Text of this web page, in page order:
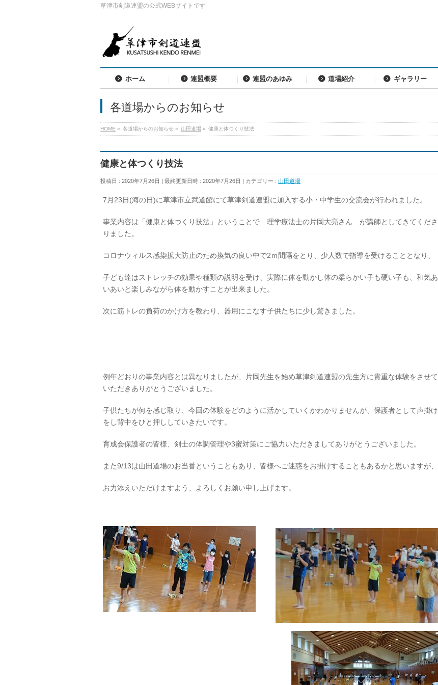
草津市剣道連盟の公式WEBサイトです
ホーム 連盟概要 連盟のあゆみ 道場紹介 ギャラリー
各道場からのお知らせ
HOME » 各道場からのお知らせ » 山田道場 » 健康と体つくり技法
健康と体つくり技法
投稿日 : 2020年7月26日 最終更新日時 : 2020年7月26日 カテゴリー : 山田道場
7月23日(海の日)に草津市立武道館にて草津剣道連盟に加入する小・中学生の交流会が行われました。
事業内容は「健康と体つくり技法」ということで 理学療法士の片岡大亮さん が講師としてきてくださ
りました。
コロナウィルス感染拡大防止のため換気の良い中で2ｍ間隔をとり、少人数で指導を受けることとなり、
子ども達はストレッチの効果や種類の説明を受け、実際に体を動かし体の柔らかい子も硬い子も、和気あ
いあいと楽しみながら体を動かすことが出来ました。
次に筋トレの負荷のかけ方を教わり、器用にこなす子供たちに少し驚きました。
例年どおりの事業内容とは異なりましたが、片岡先生を始め草津剣道連盟の先生方に貴重な体験をさせて
いただきありがとうございました。
子供たちが何を感じ取り、今回の体験をどのように活かしていくかわかりませんが、保護者として声掛け
をし背中をひと押ししていきたいです。
育成会保護者の皆様、剣士の体調管理や3蜜対策にご協力いただきましてありがとうございました。
また9/13は山田道場のお当番ということもあり、皆様へご迷惑をお掛けすることもあるかと思いますが、
お力添えいただけますよう、よろしくお願い申し上げます。